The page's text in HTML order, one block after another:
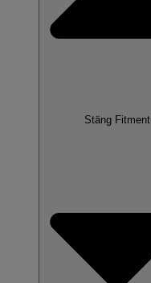
Stäng Fitment